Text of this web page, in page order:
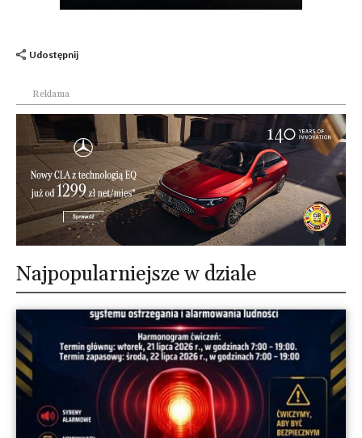
Udostępnij
Reklama
Najpopularniejsze w dziale